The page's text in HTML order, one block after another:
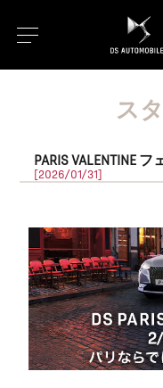
ス
PARIS VALENTINE フ
[2026/01/31]